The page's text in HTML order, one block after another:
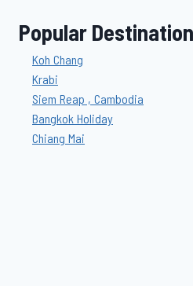
Popular
Koh Chang
Krabi
Siem Reap , Cambodia
Bangkok Holiday
Chiang Mai